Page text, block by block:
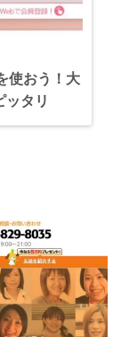
使おう！大
ッタリ